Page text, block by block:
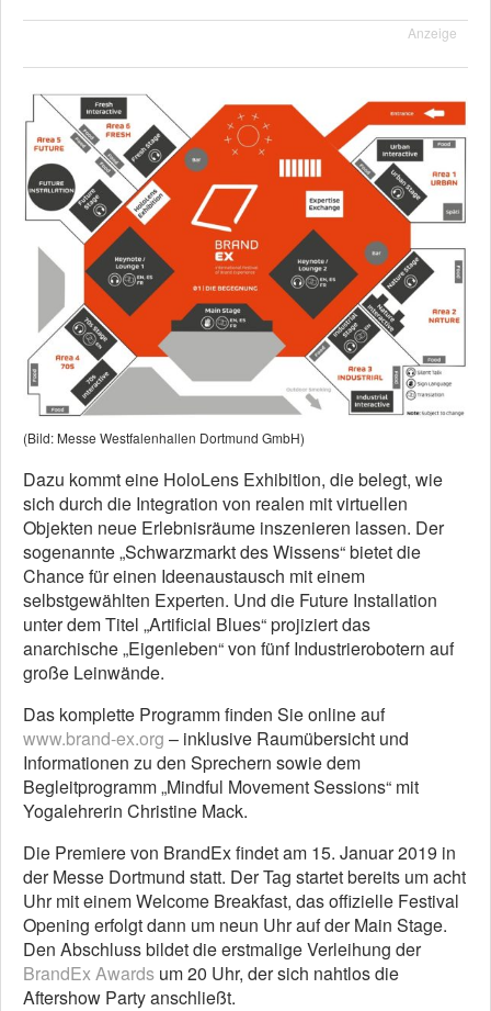
Anzeige
(Bild: Messe Westfalenhallen Dortmund GmbH)
Dazu kommt eine HoloLens Exhibition, die belegt, wie
sich durch die Integration von realen mit virtuellen
Objekten neue Erlebnisräume inszenieren lassen. Der
sogenannte „Schwarzmarkt des Wissens“ bietet die
Chance für einen Ideenaustausch mit einem
selbstgewählten Experten. Und die Future Installation
unter dem Titel „Artificial Blues“ projiziert das
anarchische „Eigenleben“ von fünf Industrierobotern auf
große Leinwände.
Das komplette Programm finden Sie online auf
www.brand-ex.org – inklusive Raumübersicht und
Informationen zu den Sprechern sowie dem
Begleitprogramm „Mindful Movement Sessions“ mit
Yogalehrerin Christine Mack.
Die Premiere von BrandEx findet am 15. Januar 2019 in
der Messe Dortmund statt. Der Tag startet bereits um acht
Uhr mit einem Welcome Breakfast, das offizielle Festival
Opening erfolgt dann um neun Uhr auf der Main Stage.
Den Abschluss bildet die erstmalige Verleihung der
BrandEx Awards um 20 Uhr, der sich nahtlos die
Aftershow Party anschließt.